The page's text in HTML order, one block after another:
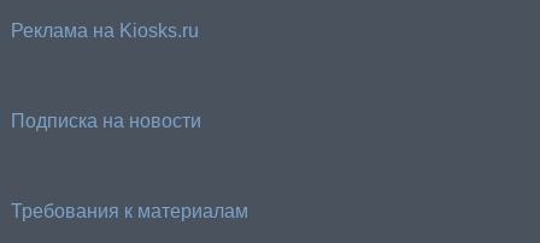
Реклама на Kiosks.ru
Подписка на новости
Требования к материалам